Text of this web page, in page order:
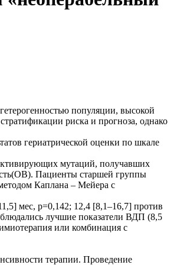
популяции, высокой
риска и прогноза, однако
гериатрической оценки по шкале
мутаций, получавших
Пациенты старшей группы
Каплана – Мейера с
мес, p=0,142; 12,4 [8,1–16,7] против
лучшие показатели ВДП (8,5
или комбинация с
терапии. Проведение